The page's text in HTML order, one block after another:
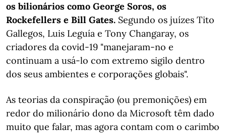
os bilionários como George Soros, os
Rockefellers e Bill Gates. Segundo os juízes Tito
Gallegos, Luis Leguía e Tony Changaray, os
criadores da covid-19 "manejaram-no e
continuam a usá-lo com extremo sigilo dentro
dos seus ambientes e corporações globais".
As teorias da conspiração (ou premonições) em
redor do milionário dono da Microsoft têm dado
muito que falar, mas agora contam com o carimbo